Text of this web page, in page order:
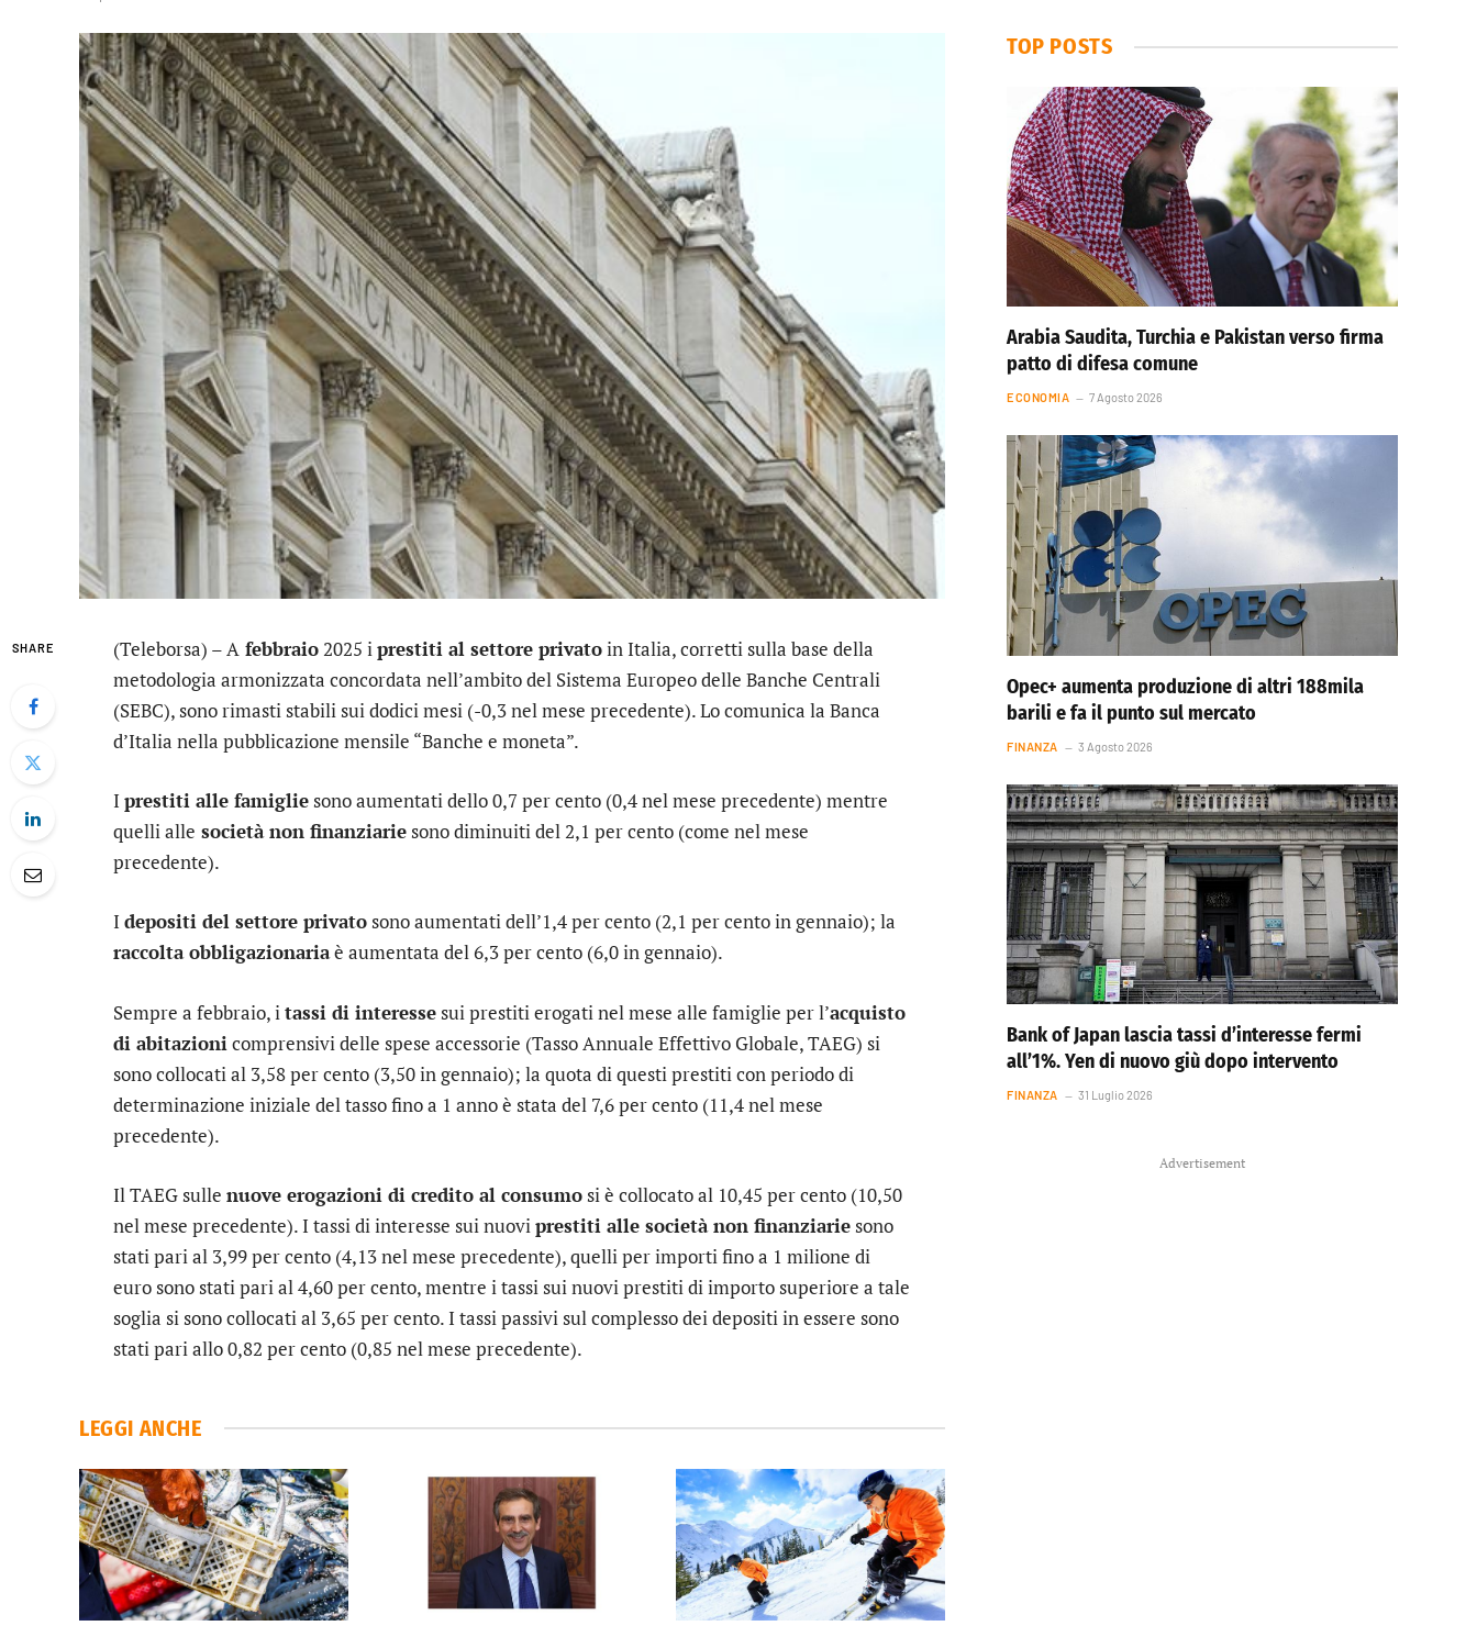
SHARE (Teleborsa) – A febbraio2025 iprestiti al settore privatoin Italia, corretti sulla base della
metodologia armonizzata concordata nell’ambito del Sistema Europeo delle Banche Centrali
(SEBC), sono rimasti stabili sui dodici mesi (-0,3 nel mese precedente). Lo comunica la Banca
d’Italia nella pubblicazione mensile “Banche e moneta”.
I prestiti alle famigliesono aumentati dello 0,7 per cento (0,4 nel mese precedente) mentre
quelli alle società non finanziariesono diminuiti del 2,1 per cento (come nel mese
precedente).
I depositi del settore privatosono aumentati dell’1,4 per cento (2,1 per cento in gennaio); la
raccolta obbligazionariaè aumentata del 6,3 per cento (6,0 in gennaio).
Sempre a febbraio, i tassi di interessesui prestiti erogati nel mese alle famiglie per l’acquisto
di abitazioni comprensivi delle spese accessorie (Tasso Annuale Effettivo Globale, TAEG) si
sono collocati al 3,58 per cento (3,50 in gennaio); la quota di questi prestiti con periodo di
determinazione iniziale del tasso fino a 1 anno è stata del 7,6 per cento (11,4 nel mese
precedente).
Il TAEG sulle nuove erogazioni di credito al consumosi è collocato al 10,45 per cento (10,50
nel mese precedente). I tassi di interesse sui nuoviprestiti alle società non finanziariesono
stati pari al 3,99 per cento (4,13 nel mese precedente), quelli per importi fino a 1 milione di
euro sono stati pari al 4,60 per cento, mentre i tassi sui nuovi prestiti di importo superiore a tale
soglia si sono collocati al 3,65 per cento. I tassi passivi sul complesso dei depositi in essere sono
stati pari allo 0,82 per cento (0,85 nel mese precedente).
LEGGI ANCHE
TOP POSTS
Arabia Saudita, Turchia e Pakistan verso firma
patto di difesa comune
ECONOMIA 7 Agosto 2026
Opec+ aumenta produzione di altri 188mila
barili e fa il punto sul mercato
FINANZA 3 Agosto 2026
Bank of Japan lascia tassi d’interesse fermi
all’1%. Yen di nuovo giù dopo intervento
FINANZA 31 Luglio 2026
Advertisement